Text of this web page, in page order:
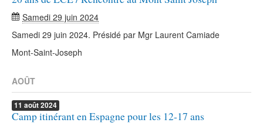
Samedi 29 juin 2024
Samedi 29 juin 2024. Présidé par Mgr Laurent Camiade
Mont-Saint-Joseph
AOÛT
11 août2024
Camp itinérant en Espagne pour les 12-17 ans